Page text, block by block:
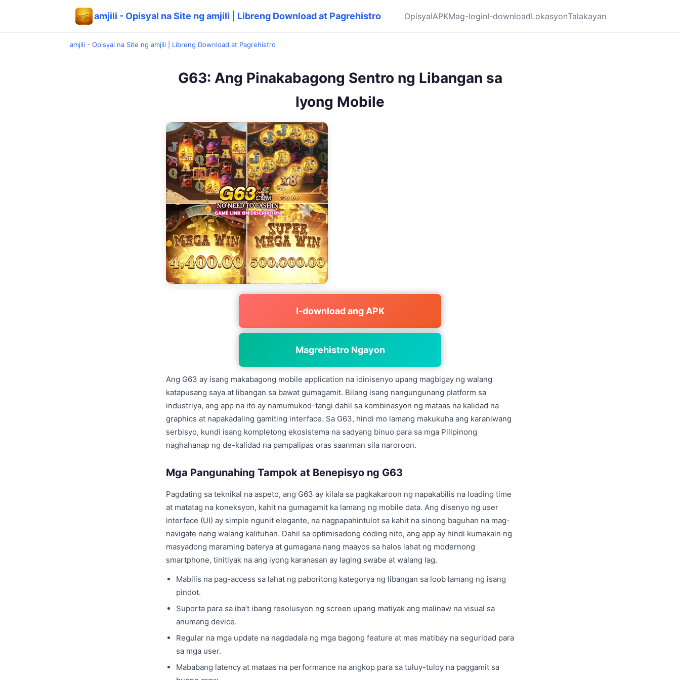
amjili - Opisyal na Site ng amjili | Libreng Download at Pagrehistro OpisyalAPKMag-loginI-downloadLokasyonTalakayan
amjili - Opisyal na Site ng amjili | Libreng Download at Pagrehistro
G63: Ang Pinakabagong Sentro ng Libangan sa
Iyong Mobile
I-download ang APK
Magrehistro Ngayon
Ang G63 ay isang makabagong mobile application na idinisenyo upang magbigay ng walang
katapusang saya at libangan sa bawat gumagamit. Bilang isang nangungunang platform sa
industriya, ang app na ito ay namumukod-tangi dahil sa kombinasyon ng mataas na kalidad na
graphics at napakadaling gamiting interface. Sa G63, hindi mo lamang makukuha ang karaniwang
serbisyo, kundi isang kompletong ekosistema na sadyang binuo para sa mga Pilipinong
naghahanap ng de-kalidad na pampalipas oras saanman sila naroroon.
Mga Pangunahing Tampok at Benepisyo ng G63
Pagdating sa teknikal na aspeto, ang G63 ay kilala sa pagkakaroon ng napakabilis na loading time
at matatag na koneksyon, kahit na gumagamit ka lamang ng mobile data. Ang disenyo ng user
interface (UI) ay simple ngunit elegante, na nagpapahintulot sa kahit na sinong baguhan na mag-
navigate nang walang kalituhan. Dahil sa optimisadong coding nito, ang app ay hindi kumakain ng
masyadong maraming baterya at gumagana nang maayos sa halos lahat ng modernong
smartphone, tinitiyak na ang iyong karanasan ay laging swabe at walang lag.
Mabilis na pag-access sa lahat ng paboritong kategorya ng libangan sa loob lamang ng isang
pindot.
Suporta para sa iba’t ibang resolusyon ng screen upang matiyak ang malinaw na visual sa
anumang device.
Regular na mga update na nagdadala ng mga bagong feature at mas matibay na seguridad para
sa mga user.
Mababang latency at mataas na performance na angkop para sa tuluy-tuloy na paggamit sa